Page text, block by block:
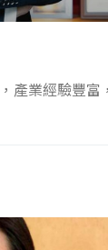
產業經驗豐富